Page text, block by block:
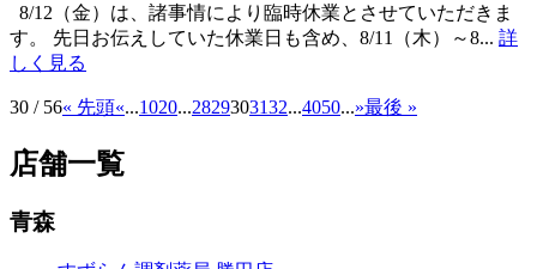
8/12（金）は、諸事情により臨時休業とさせていただきま
す。 先日お伝えしていた休業日も含め、8/11（木）～8... 詳
しく見る
30 / 56« 先頭«...1020...2829303132...4050...»最後 »
店舗一覧
青森